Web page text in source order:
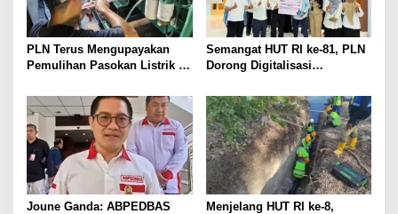
PLN Terus Mengupayakan
Pemulihan Pasokan Listrik di
Semangat HUT RI ke-81, PLN
Dorong Digitalisasi
Palu Lewat Program TJSL
Joune Ganda: ABPEDBAS
Menjelang HUT RI ke-8,